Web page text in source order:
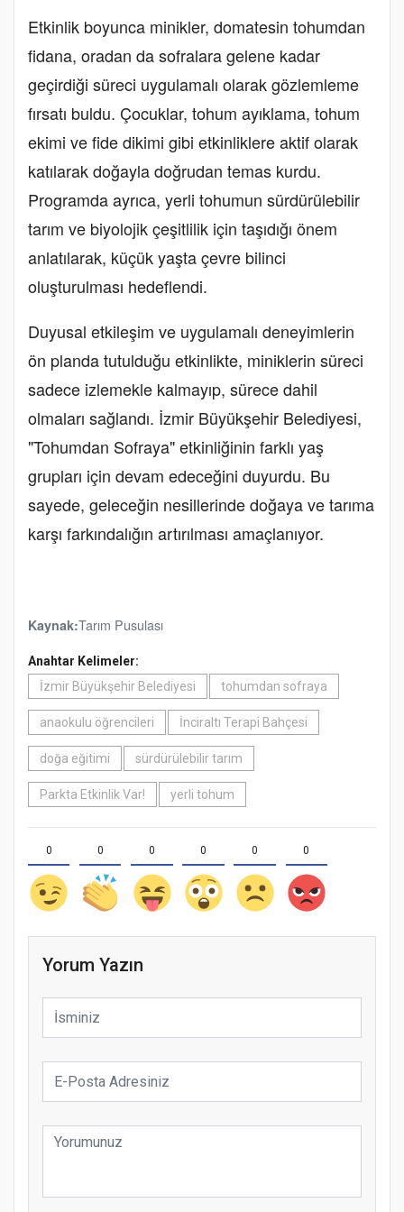
Etkinlik boyunca minikler, domatesin tohumdan
fidana, oradan da sofralara gelene kadar
geçirdiği süreci uygulamalı olarak gözlemleme
fırsatı buldu. Çocuklar, tohum ayıklama, tohum
ekimi ve fide dikimi gibi etkinliklere aktif olarak
katılarak doğayla doğrudan temas kurdu.
Programda ayrıca, yerli tohumun sürdürülebilir
tarım ve biyolojik çeşitlilik için taşıdığı önem
anlatılarak, küçük yaşta çevre bilinci
oluşturulması hedeflendi.
Duyusal etkileşim ve uygulamalı deneyimlerin
ön planda tutulduğu etkinlikte, miniklerin süreci
sadece izlemekle kalmayıp, sürece dahil
olmaları sağlandı. İzmir Büyükşehir Belediyesi,
"Tohumdan Sofraya" etkinliğinin farklı yaş
grupları için devam edeceğini duyurdu. Bu
sayede, geleceğin nesillerinde doğaya ve tarıma
karşı farkındalığın artırılması amaçlanıyor.
Kaynak:Tarım Pusulası
Anahtar Kelimeler:
İzmir Büyükşehir Belediyesi
tohumdan sofraya
anaokulu öğrencileri İnciraltı Terapi Bahçesi
doğa eğitimi sürdürülebilir tarım
Parkta Etkinlik Var! yerli tohum
0 0 0 0 0 0
Yorum Yazın